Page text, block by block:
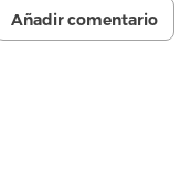
Añadir comentario